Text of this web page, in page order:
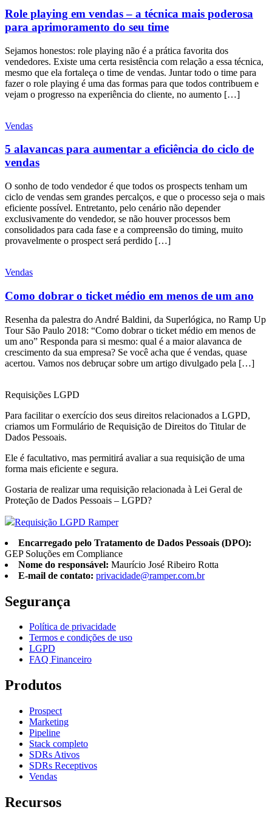
Role playing em vendas – a técnica mais poderosa
para aprimoramento do seu time
Sejamos honestos: role playing não é a prática favorita dos
vendedores. Existe uma certa resistência com relação a essa técnica,
mesmo que ela fortaleça o time de vendas. Juntar todo o time para
fazer o role playing é uma das formas para que todos contribuem e
vejam o progresso na experiência do cliente, no aumento […]
Vendas
5 alavancas para aumentar a eficiência do ciclo de
vendas
O sonho de todo vendedor é que todos os prospects tenham um
ciclo de vendas sem grandes percalços, e que o processo seja o mais
eficiente possível. Entretanto, pelo cenário não depender
exclusivamente do vendedor, se não houver processos bem
consolidados para cada fase e a compreensão do timing, muito
provavelmente o prospect será perdido […]
Vendas
Como dobrar o ticket médio em menos de um ano
Resenha da palestra do André Baldini, da Superlógica, no Ramp Up
Tour São Paulo 2018: “Como dobrar o ticket médio em menos de
um ano” Responda para si mesmo: qual é a maior alavanca de
crescimento da sua empresa? Se você acha que é vendas, quase
acertou. Vamos nos debruçar sobre um artigo divulgado pela […]
Requisições LGPD
Para facilitar o exercício dos seus direitos relacionados a LGPD,
criamos um Formulário de Requisição de Direitos do Titular de
Dados Pessoais.
Ele é facultativo, mas permitirá avaliar a sua requisição de uma
forma mais eficiente e segura.
Gostaria de realizar uma requisição relacionada à Lei Geral de
Proteção de Dados Pessoais – LGPD?
Requisição LGPD Ramper
Encarregado pelo Tratamento de Dados Pessoais (DPO):
GEP Soluções em Compliance
Nome do responsável: Maurício José Ribeiro Rotta
E-mail de contato: privacidade@ramper.com.br
Segurança
Política de privacidade
Termos e condições de uso
LGPD
FAQ Financeiro
Produtos
Prospect
Marketing
Pipeline
Stack completo
SDRs Ativos
SDRs Receptivos
Vendas
Recursos